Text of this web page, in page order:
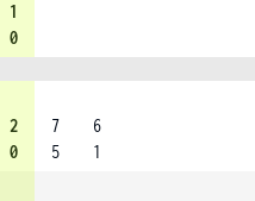
1
0
2
0
7
5
6
1